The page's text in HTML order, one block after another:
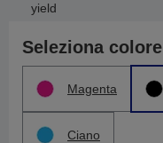
yield
Seleziona colore
Magenta
Ciano